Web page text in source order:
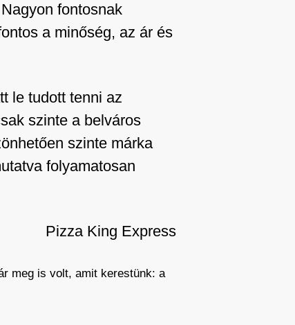
fontosnak
a minőség, az ár és
le tudott tenni az
szinte a belváros
szinte márka
folyamatosan
Pizza King Express
meg is volt, amit kerestünk: a